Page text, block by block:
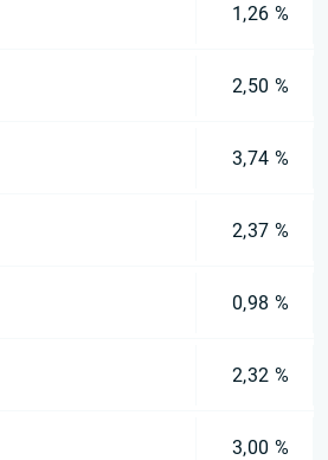
1,26 %
2,50 %
3,74 %
2,37 %
0,98 %
2,32 %
3,00 %